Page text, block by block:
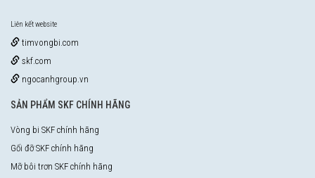
Liên kết website
timvongbi.com
skf.com
ngocanhgroup.vn
SẢN PHẨM SKF CHÍNH HÃNG
Vòng bi SKF chính hãng
Gối đỡ SKF chính hãng
Mỡ bôi trơn SKF chính hãng